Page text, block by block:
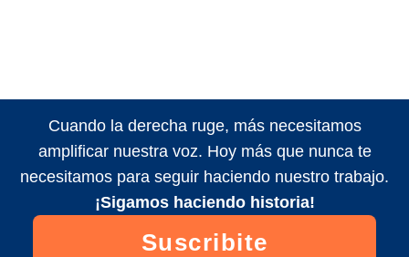
Cuando la derecha ruge, más necesitamos
amplificar nuestra voz. Hoy más que nunca te
necesitamos para seguir haciendo nuestro trabajo.
¡Sigamos haciendo historia!
Suscribite